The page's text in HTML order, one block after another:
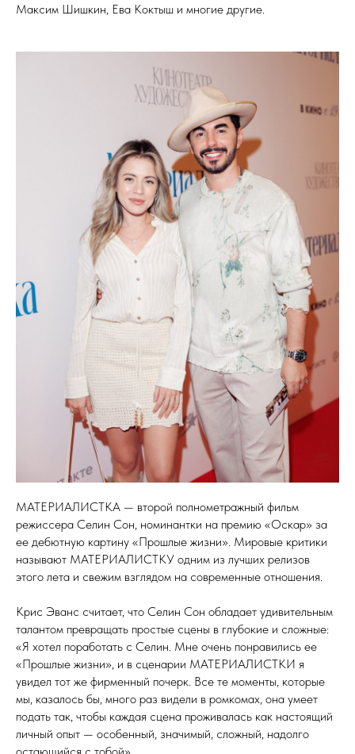
Максим Шишкин, Ева Коктыш и многие другие.
МАТЕРИАЛИСТКА — второй полнометражный фильм
режиссера Селин Сон, номинантки на премию «Оскар» за
ее дебютную картину «Прошлые жизни». Мировые критики
называют МАТЕРИАЛИСТКУ одним из лучших релизов
этого лета и свежим взглядом на современные отношения.
Крис Эванс считает, что Селин Сон обладает удивительным
талантом превращать простые сцены в глубокие и сложные:
«Я хотел поработать с Селин. Мне очень понравились ее
«Прошлые жизни», и в сценарии МАТЕРИАЛИСТКИ я
увидел тот же фирменный почерк. Все те моменты, которые
мы, казалось бы, много раз видели в ромкомах, она умеет
подать так, чтобы каждая сцена проживалась как настоящий
личный опыт — особенный, значимый, сложный, надолго